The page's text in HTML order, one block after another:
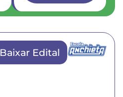
Baixar Edital